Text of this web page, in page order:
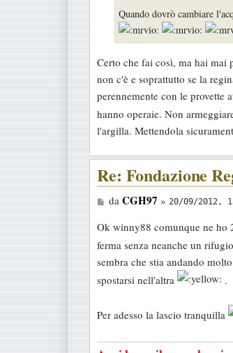
Quando dovrò cambiare
Certo che fai così, ma hai mai
non c'è e soprattutto se la
perennemente con le provette
hanno operaie. Non
l'argilla. Mettendola
Re: Fondazione
M
s
s
a
g
i
da CGH97 » 20/09/2012,
Ok winny88 comunque ne ho
ferma senza neanche un
sembra che stia andando
spostarsi nell'altra
.
Per adesso la lascio tranquilla